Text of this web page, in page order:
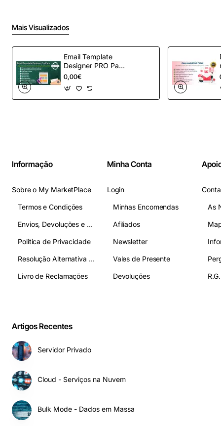
Mais Visualizados
Email Template
Designer PRO Pack
– Automação de e-
mail definitiva para
OpenCart
0,00€
Informação
Sobre o My MarketPlace
Termos e Condições
Envios, Devoluções e Pagamentos
Politica de Privacidade
Resolução Alternativa de Litígios
Livro de Reclamações
Minha Conta
Login
Minhas Encomendas
Afiliados
Newsletter
Vales de Presente
Devoluções
As
Artigos Recentes
Servidor Privado
Cloud - Serviços na Nuvem
Bulk Mode - Dados em Massa